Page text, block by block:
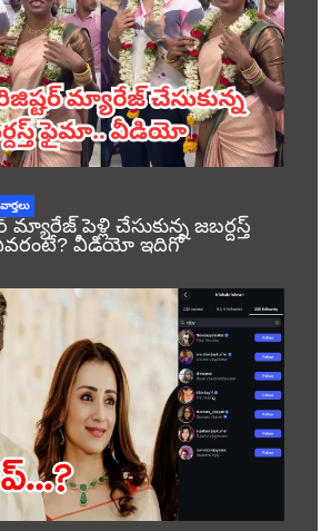
మ్యారేజ్ పెళ్లి చేసుకున్న జబర్దస్త్
వీడియో ఇదిగో